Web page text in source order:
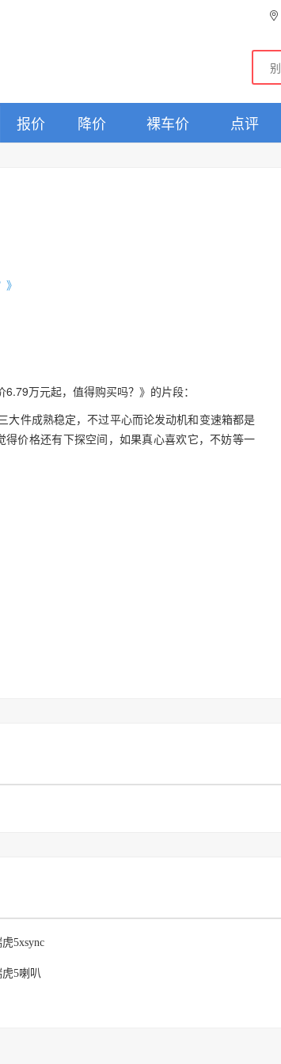
报价 降价 裸车价 点评
万元起，值得购买吗？》的片段：
大件成熟稳定，不过平心而论发动机和变速箱都是
价格还有下探空间，如果真心喜欢它，不妨等一
5xsync
虎5喇叭